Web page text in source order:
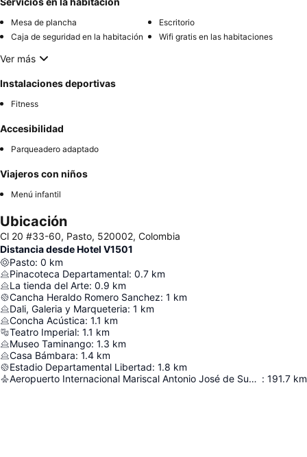
Mesa de plancha
Escritorio
Caja de seguridad en la habitación
Wifi gratis en las habitaciones
Ver más
Instalaciones deportivas
Fitness
Accesibilidad
Parqueadero adaptado
Viajeros con niños
Menú infantil
Ubicación
Cl 20 #33-60, Pasto, 520002, Colombia
Distancia desde Hotel V1501
Pasto: 0 km
Pinacoteca Departamental: 0.7 km
La tienda del Arte: 0.9 km
Cancha Heraldo Romero Sanchez: 1 km
Dali, Galeria y Marqueteria: 1 km
Concha Acústica: 1.1 km
Teatro Imperial: 1.1 km
Museo Taminango: 1.3 km
Casa Bámbara: 1.4 km
Estadio Departamental Libertad: 1.8 km
Aeropuerto Internacional Mariscal Antonio José de Sucre : 191.7 km